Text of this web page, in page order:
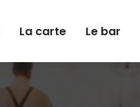
La carte Le bar